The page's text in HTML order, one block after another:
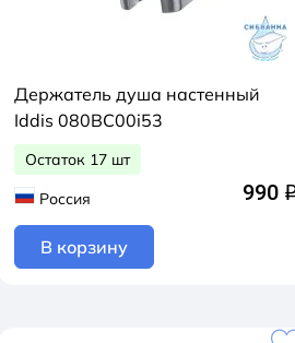
Держатель душа настенный
Iddis 080BC00i53
Остаток 17 шт
Россия
990
В корзину